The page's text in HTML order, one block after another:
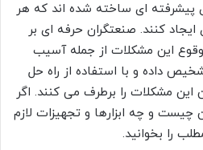
پیشرفته ای ساخته شده اند که هر
کنند. صنعتگران حرفه ای بر
این مشکلات از جمله آسیب
داده و با استفاده از راه حل
این مشکلات را برطرف می کنند. اگر
چیست و چه ابزارها و تجهیزات لازم
را بخوانید.